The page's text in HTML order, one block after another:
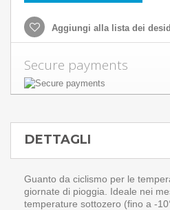
Aggiungi alla lista dei
Secure payments
DETTAGLI
Guanto da ciclismo per le
giornate di pioggia. Ideale nei
temperature sottozero (fino a -